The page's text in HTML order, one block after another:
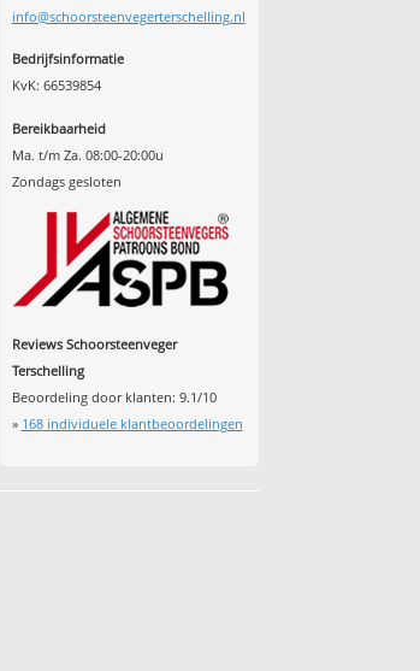
info@schoorsteenvegerterschelling.nl
Bedrijfsinformatie
KvK: 66539854
Bereikbaarheid
Ma. t/m Za. 08:00-20:00u
Zondags gesloten
Reviews Schoorsteenveger
Terschelling
Beoordeling door klanten: 9.1/10
» 168individuele klantbeoordelingen